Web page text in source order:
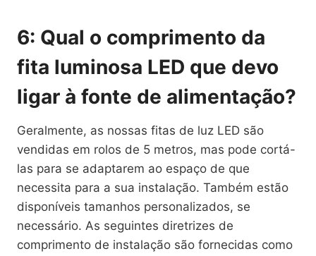
6: Qual o comprimento da
fita luminosa LED que devo
ligar à fonte de alimentação?
Geralmente, as nossas fitas de luz LED são
vendidas em rolos de 5 metros, mas pode cortá-
las para se adaptarem ao espaço de que
necessita para a sua instalação. Também estão
disponíveis tamanhos personalizados, se
necessário. As seguintes diretrizes de
comprimento de instalação são fornecidas como